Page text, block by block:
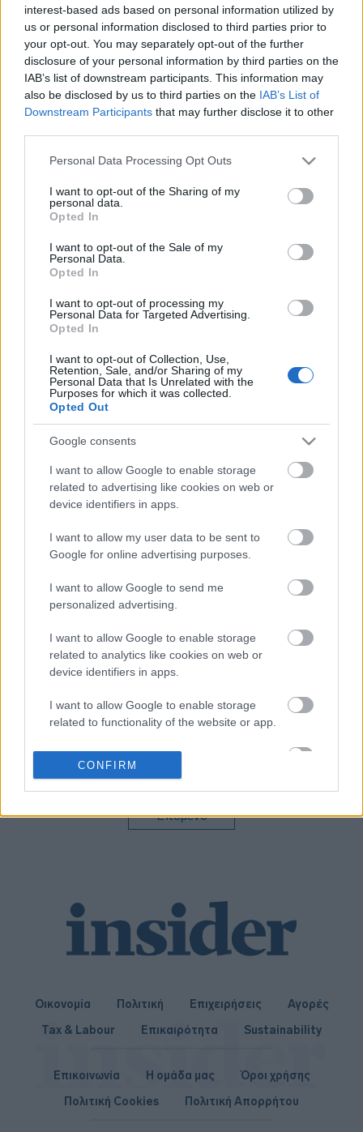
interest-based ads based on personal information utilized by
us or personal information disclosed to third parties prior to
your opt-out. You may separately opt-out of the further
disclosure of your personal information by third parties on the
IAB’s list of downstream participants. This information may
also be disclosed by us to third parties on the IAB’s List of
Downstream Participants that may further disclose it to other
Please note that this website/app uses one or more Google
not limited to your visit or usage behaviour. You may click to
grant or deny consent to Google and its third-party tags to
use your data for below specified purposes in below Google
consent section.
Personal Data Processing Opt Outs
I want to opt-out of the Sharing of my
personal data.
Opted In
I want to opt-out of the Sale of my
Personal Data.
Opted In
I want to opt-out of processing my
Personal Data for Targeted Advertising.
Opted In
I want to opt-out of Collection, Use,
Retention, Sale, and/or Sharing of my
Personal Data that Is Unrelated with the
Purposes for which it was collected.
Opted Out
Google consents
I want to allow Google to enable storage
related to advertising like cookies on web or
device identifiers in apps.
I want to allow my user data to be sent to
Google for online advertising purposes.
I want to allow Google to send me
personalized advertising.
I want to allow Google to enable storage
related to analytics like cookies on web or
device identifiers in apps.
I want to allow Google to enable storage
related to functionality of the website or app.
I want to allow Google to enable storage
related to personalization.
related to security, including authentication
CONFIRM
Πυρ ομαδόν από την
αντιπολίτευση για το
retweet Λαζαρίδη
19-04-2026 10:48
Μητσοτάκης: Δεν θα
σιωπήσω στην
τοξικότητας - Δουλειά
σε καμία παθογένεια
Νέα «πυρά» από την
αντιπολίτευση για την
Παραιτήθηκε ο
Μακάριος Λαζαρίδης -
«Εν ευθέτω χρόνω ο
αντικαταστάτης του»
ΠΑΣΟΚ: «Πόσο ακόμα
ο κ. Μητσοτάκης θα
Μπακογιάννη για
διευκολύνει τον
πρωθυπουργό και το
κόμμα
Λαζαρίδης: «Ζητώ τον
πλήρη, έντοκο
καταλογισμό
εμένα ποσών»
Επόμενο
Οικονομία Πολιτική Επιχειρήσεις
Αγορές
Tax & Labour
Επικαιρότητα Sustainability
Επικοινωνία Η ομάδα μας
Όροι χρήσης
Πολιτική Cookies
Πολιτική Απορρήτου